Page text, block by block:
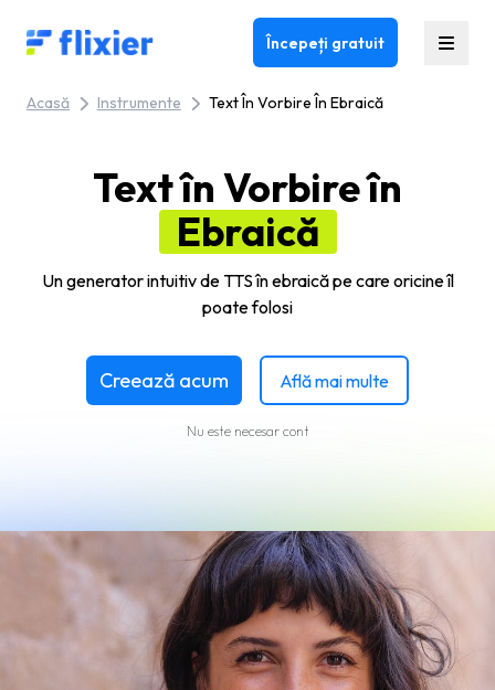
Flixier logo - Home Începeți gratuit
Acasă Instrumente Text În Vorbire În Ebraică
Text în Vorbire în
Ebraică
Un generator intuitiv de TTS în ebraică pe care oricine îl
poate folosi
Creează acum Află mai multe
Nu este necesar cont